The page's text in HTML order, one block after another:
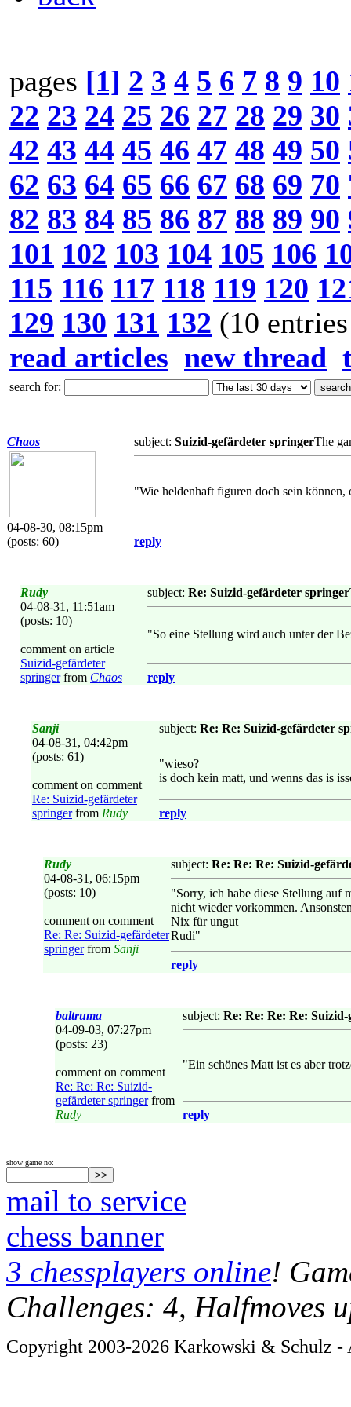
pages [1] 2 3 4 5 6 7 8 9 10
22 23 24 25 26 27 28 29 30
42 43 44 45 46 47 48 49 50
62 63 64 65 66 67 68 69 70
82 83 84 85 86 87 88 89 90
101 102 103 104 105 106
115 116 117 118 119 120
129 130 131 132 (10
read articles new thread
search for:
Chaos
04-08-30, 08:15pm
(posts: 60)
subject: Suizid-gefärdeter springerThe
"Wie heldenhaft figuren doch sein
reply
Rudy
04-08-31, 11:51am
(posts: 10)
comment on article
Suizid-gefärdeter
springerfrom Chaos
subject: Re: Suizid-gefärdeter springer
"So eine Stellung wird auch unter der
reply
Sanji
04-08-31, 04:42pm
(posts: 61)
comment on comment
Re: Suizid-gefärdeter
springerfrom Rudy
subject: Re: Re: Suizid-gefärdeter
"wieso?
is doch kein matt, und wenns das is
reply
Rudy
04-08-31, 06:15pm
(posts: 10)
comment on comment
Re: Re: Suizid-gefärdeter
springerfrom Sanji
subject: Re: Re: Re: Suizid-
"Sorry, ich habe diese Stellung auf
nicht wieder vorkommen.
Nix für ungut
Rudi"
reply
baltruma
04-09-03, 07:27pm
(posts: 23)
comment on comment
Re: Re: Re: Suizid-
gefärdeter springerfrom
Rudy
subject: Re: Re: Re: Re:
"Ein schönes Matt ist es aber
reply
show game no:
mail to service
chess banner
3 chessplayers online!
Challenges: 4, Halfmoves
Copyright 2003-2026 Karkowski & Schulz